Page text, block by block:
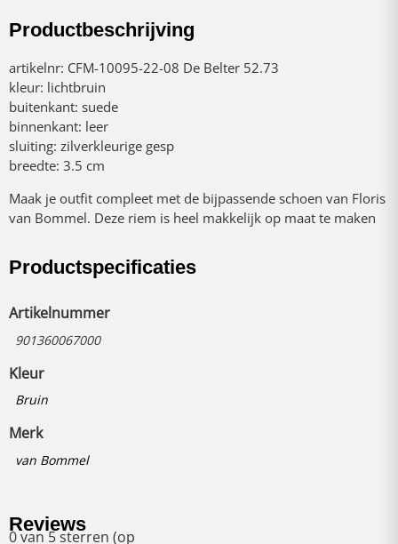
Productbeschrijving
artikelnr: CFM-10095-22-08 De Belter 52.73
kleur: lichtbruin
buitenkant: suede
binnenkant: leer
sluiting: zilverkleurige gesp
breedte: 3.5 cm
Maak je outfit compleet met de bijpassende schoen van Floris
van Bommel. Deze riem is heel makkelijk op maat te maken
Productspecificaties
Artikelnummer
901360067000
Kleur
Bruin
Merk
van Bommel
Reviews
0 van 5 sterren (op